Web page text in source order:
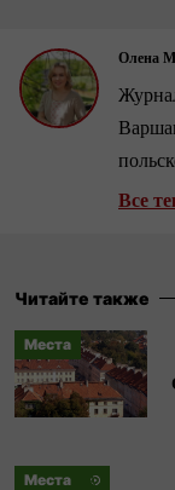
Олена
Все
Читайте также
Места
Места